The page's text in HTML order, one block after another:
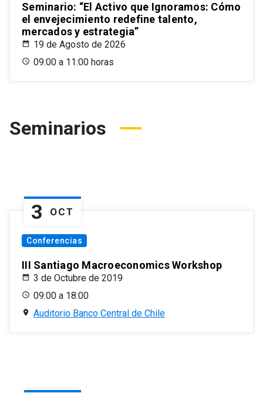
Seminario: “El Activo que Ignoramos: Cómo
el envejecimiento redefine talento,
mercados y estrategia”
19 de Agosto de 2026
09:00 a 11:00 horas
Seminarios
3 OCT
Conferencias
III Santiago Macroeconomics Workshop
3 de Octubre de 2019
09:00 a 18:00
Auditorio Banco Central de Chile